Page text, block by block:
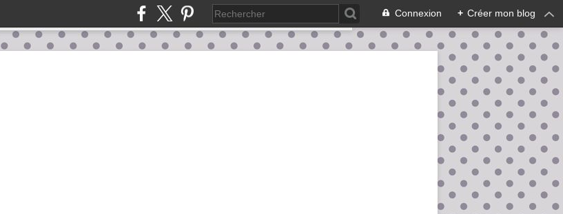
Connexion + Créer mon blog